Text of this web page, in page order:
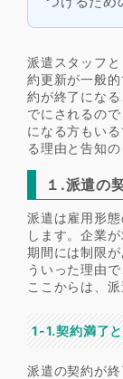
派遣スタッフ
約更新が一般
約が終了にな
でにされるの
になる方もい
る理由と告知
１.派遣の
派遣は雇用形
します。企業
期間には制限
ういった理由
ここからは、
1-1.契約満了
派遣の契約が